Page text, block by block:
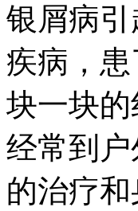
银屑病
疾病，
块一块
经常到
的治疗